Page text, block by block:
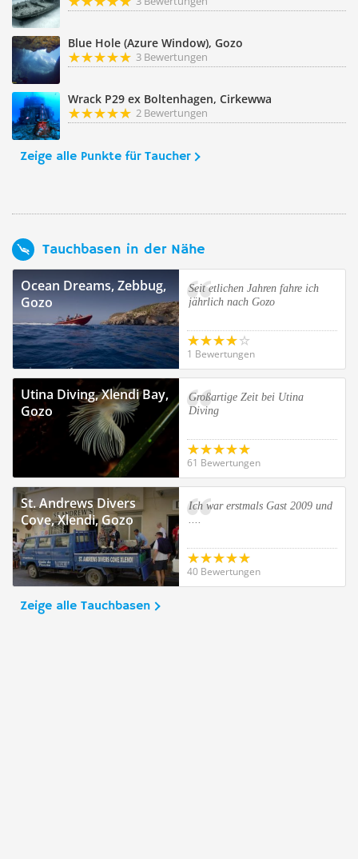
Blue Hole (Azure Window), Gozo
3 Bewertungen
Wrack P29 ex Boltenhagen, Cirkewwa
2 Bewertungen
Zeige alle Punkte für Taucher
Tauchbasen in der Nähe
Ocean Dreams, Zebbug,
Gozo
Seit etlichen Jahren fahre ich
jährlich nach Gozo
1 Bewertungen
Utina Diving, Xlendi Bay,
Gozo
Großartige Zeit bei Utina
Diving
61 Bewertungen
St. Andrews Divers
Cove, Xlendi, Gozo
Ich war erstmals Gast 2009 und
....
40 Bewertungen
Zeige alle Tauchbasen